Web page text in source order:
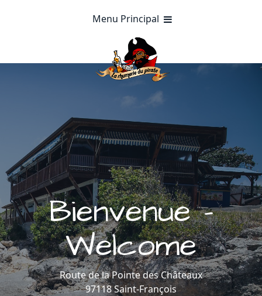
Menu Principal
Bienvenue -
Welcome
Route de la Pointe des Châteaux
97118 Saint-François